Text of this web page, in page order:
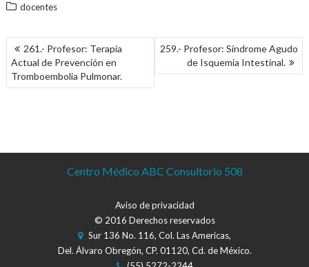
docentes
NAVEGACIÓN
DE
ENTRADAS
261.- Profesor: Terapia
Actual de Prevención en
Tromboembolia Pulmonar.
259.- Profesor: Síndrome Agudo
de Isquemia Intestinal.
Centro Médico ABC Consultorio 508
Aviso de privacidad
© 2016 Derechos reservados
Sur 136 No. 116, Col. Las Americas,
Del. Álvaro Obregón, CP. 01120, Cd. de México.